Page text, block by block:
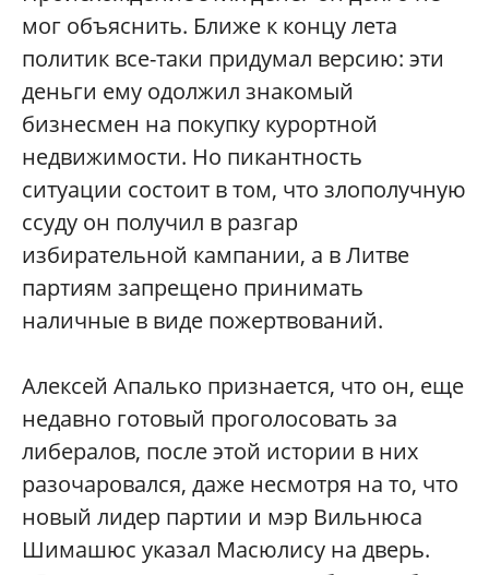
мог объяснить. Ближе к концу лета
политик все-таки придумал версию: эти
деньги ему одолжил знакомый
бизнесмен на покупку курортной
недвижимости. Но пикантность
ситуации состоит в том, что злополучную
ссуду он получил в разгар
избирательной кампании, а в Литве
партиям запрещено принимать
наличные в виде пожертвований.
Алексей Апалько признается, что он, еще
недавно готовый проголосовать за
либералов, после этой истории в них
разочаровался, даже несмотря на то, что
новый лидер партии и мэр Вильнюса
Шимашюс указал Масюлису на дверь.